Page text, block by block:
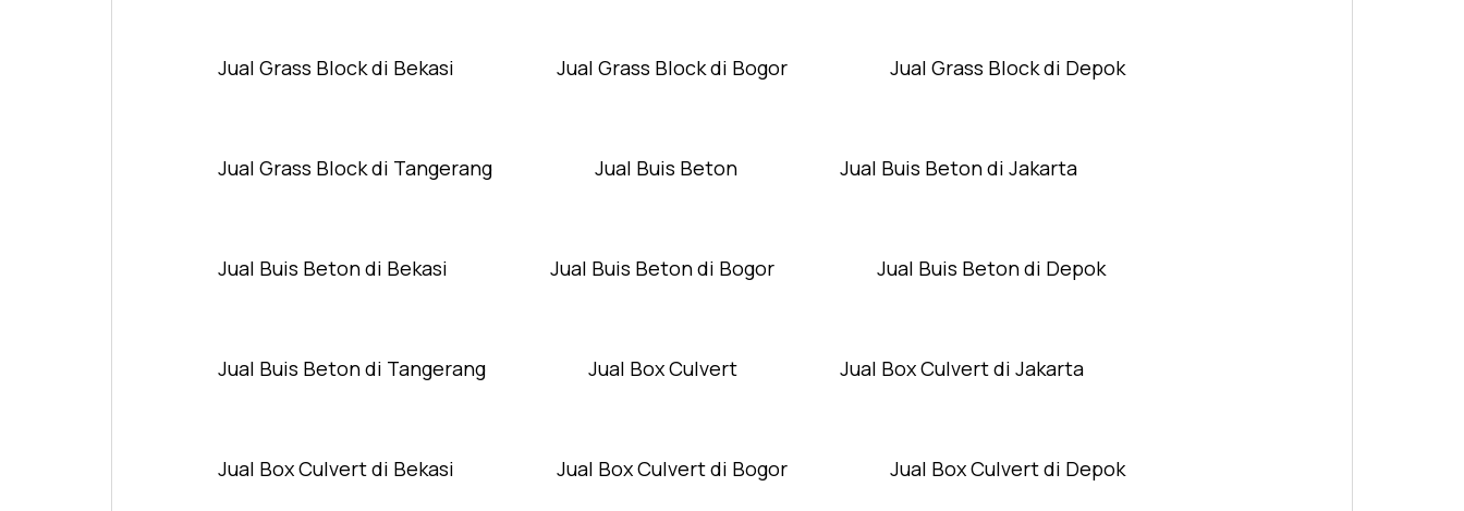
Jual Grass Block di Bekasi Jual Grass Block di Bogor Jual Grass Block di Depok
Jual Grass Block di Tangerang Jual Buis Beton Jual Buis Beton di Jakarta
Jual Buis Beton di Bekasi Jual Buis Beton di Bogor Jual Buis Beton di Depok
Jual Buis Beton di Tangerang Jual Box Culvert Jual Box Culvert di Jakarta
Jual Box Culvert di Bekasi Jual Box Culvert di Bogor Jual Box Culvert di Depok